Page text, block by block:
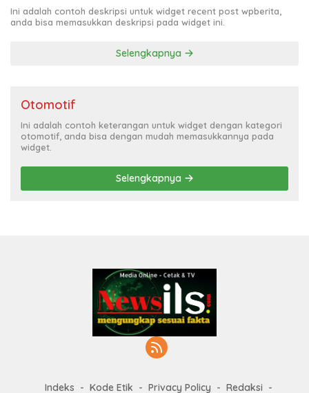
Ini adalah contoh deskripsi untuk widget recent post wpberita,
anda bisa memasukkan deskripsi pada widget ini.
Selengkapnya
Otomotif
Ini adalah contoh keterangan untuk widget dengan kategori
otomotif, anda bisa dengan mudah memasukkannya pada
widget.
Selengkapnya
Indeks Kode Etik Privacy Policy Redaksi